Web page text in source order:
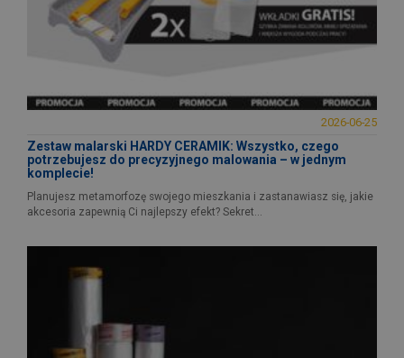
2026-06-25
Zestaw malarski HARDY CERAMIK: Wszystko, czego
potrzebujesz do precyzyjnego malowania – w jednym
komplecie!
Planujesz metamorfozę swojego mieszkania i zastanawiasz się, jakie
akcesoria zapewnią Ci najlepszy efekt? Sekret...